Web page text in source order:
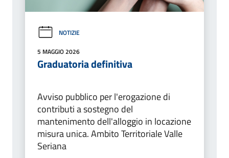
NOTIZIE
5 MAGGIO 2026
Graduatoria definitiva
Avviso pubblico per l'erogazione di
contributi a sostegno del
mantenimento dell'alloggio in locazione
misura unica. Ambito Territoriale Valle
Seriana